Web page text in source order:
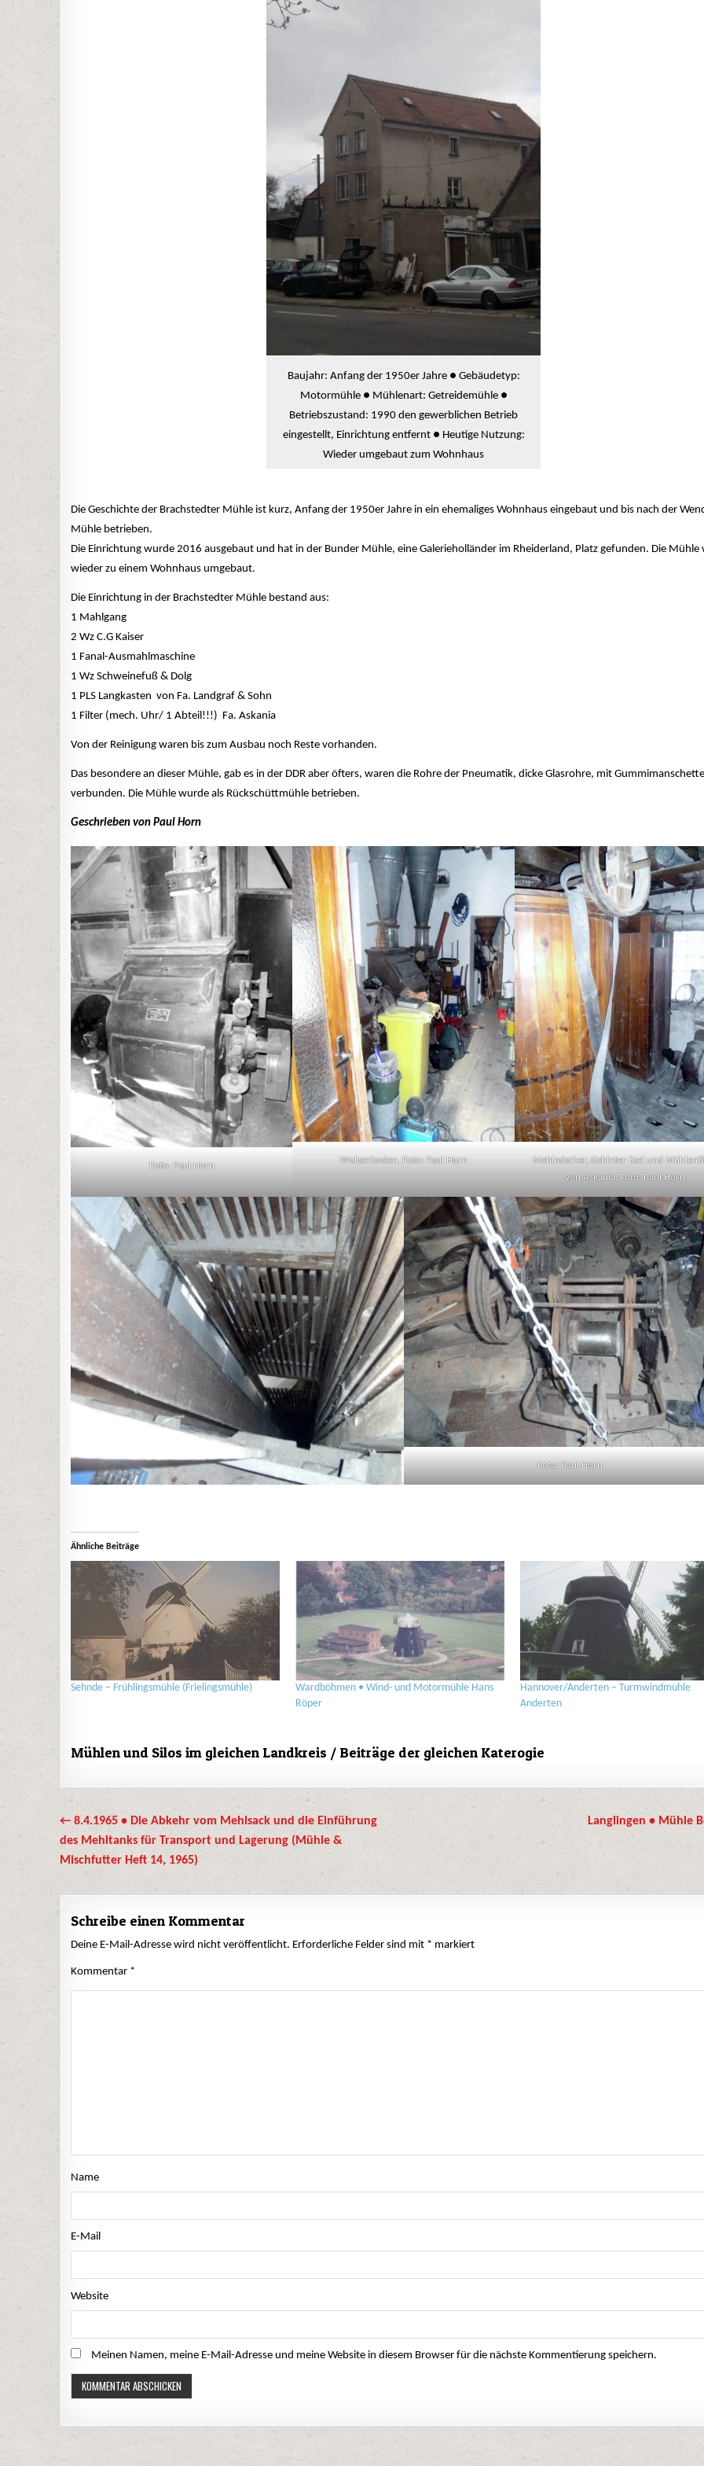
Baujahr: Anfang der 1950er Jahre ● Gebäudetyp:
Motormühle ● Mühlenart: Getreidemühle ●
Betriebszustand: 1990 den gewerblichen Betrieb
eingestellt, Einrichtung entfernt ● Heutige Nutzung:
Wieder umgebaut zum Wohnhaus
Die Geschichte der Brachstedter Mühle ist kurz, Anfang der 1950er Jahre in ein ehemaliges Wohnhaus eingebaut und bis nach der
Mühle betrieben.
Die Einrichtung wurde 2016 ausgebaut und hat in der Bunder Mühle, eine Galerieholländer im Rheiderland, Platz gefunden. Die Mühle
wieder zu einem Wohnhaus umgebaut.
Die Einrichtung in der Brachstedter Mühle bestand aus:
1 Mahlgang
2 Wz C.G Kaiser
1 Fanal-Ausmahlmaschine
1 Wz Schweinefuß & Dolg
1 PLS Langkasten von Fa. Landgraf & Sohn
1 Filter (mech. Uhr/ 1 Abteil!!!) Fa. Askania
Von der Reinigung waren bis zum Ausbau noch Reste vorhanden.
Das besondere an dieser Mühle, gab es in der DDR aber öfters, waren die Rohre der Pneumatik, dicke Glasrohre, mit
verbunden. Die Mühle wurde als Rückschüttmühle betrieben.
Geschrieben von Paul Horn
Foto: Paul Horn
Walzenboden. Foto: Paul Horn
Mehlmischer, dahinter Esel und
von Askania. Foto: Paul Horn
Foto: Paul Horn
Ähnliche Beiträge
Sehnde – Frühlingsmühle (Frielingsmühle)
Wardböhmen • Wind- und Motormühle Hans
Röper
Hannover/Anderten – Turmwindmühle
Anderten
Mühlen und Silos im gleichen Landkreis / Beiträge der gleichen Katerogie
Beitrags-
Navigation
Langlingen • Mühle
← 8.4.1965 • Die Abkehr vom Mehlsack und die Einführung
des Mehltanks für Transport und Lagerung (Mühle &
Mischfutter Heft 14, 1965)
Schreibe einen Kommentar
Deine E-Mail-Adresse wird nicht veröffentlicht. Erforderliche Felder sind mit * markiert
Kommentar *
Name
E-Mail
Website
Meinen Namen, meine E-Mail-Adresse und meine Website in diesem Browser für die nächste Kommentierung speichern.